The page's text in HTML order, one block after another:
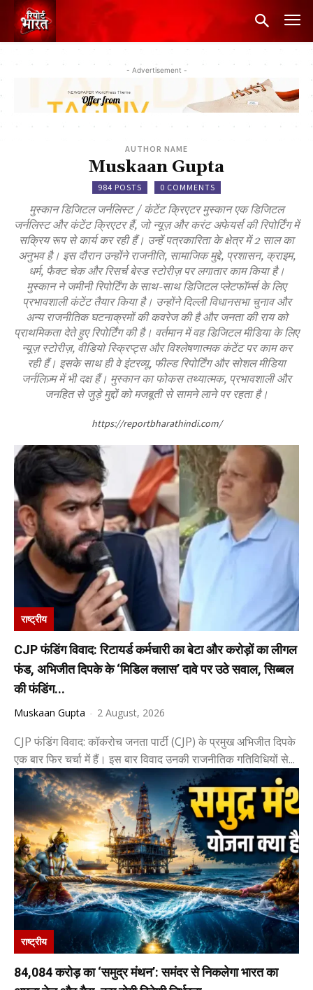
- Advertisement -
AUTHOR NAME
Muskaan Gupta
984 POSTS 0 COMMENTS
मुस्कान डिजिटल जर्नलिस्ट / कंटेंट क्रिएटर मुस्कान एक डिजिटल
जर्नलिस्ट और कंटेंट क्रिएटर हैं, जो न्यूज़ और करंट अफेयर्स की रिपोर्टिंग में
सक्रिय रूप से कार्य कर रही हैं। उन्हें पत्रकारिता के क्षेत्र में 2 साल का
अनुभव है। इस दौरान उन्होंने राजनीति, सामाजिक मुद्दे, प्रशासन, क्राइम,
धर्म, फैक्ट चेक और रिसर्च बेस्ड स्टोरीज़ पर लगातार काम किया है।
मुस्कान ने जमीनी रिपोर्टिंग के साथ-साथ डिजिटल प्लेटफॉर्म्स के लिए
प्रभावशाली कंटेंट तैयार किया है। उन्होंने दिल्ली विधानसभा चुनाव और
अन्य राजनीतिक घटनाक्रमों की कवरेज की है और जनता की राय को
प्राथमिकता देते हुए रिपोर्टिंग की है। वर्तमान में वह डिजिटल मीडिया के लिए
न्यूज़ स्टोरीज़, वीडियो स्क्रिप्ट्स और विश्लेषणात्मक कंटेंट पर काम कर
रही हैं। इसके साथ ही वे इंटरव्यू, फील्ड रिपोर्टिंग और सोशल मीडिया
जर्नलिज़्म में भी दक्ष हैं। मुस्कान का फोकस तथ्यात्मक, प्रभावशाली और
जनहित से जुड़े मुद्दों को मजबूती से सामने लाने पर रहता है।
https://reportbharathindi.com/
राष्ट्रीय
CJP फंडिंग विवाद: रिटायर्ड कर्मचारी का बेटा और करोड़ों का लीगल
फंड, अभिजीत दिपके के ‘मिडिल क्लास’ दावे पर उठे सवाल, सिब्बल
की फंडिंग...
Muskaan Gupta - 2 August, 2026
CJP फंडिंग विवाद: कॉकरोच जनता पार्टी (CJP) के प्रमुख अभिजीत दिपके
एक बार फिर चर्चा में हैं। इस बार विवाद उनकी राजनीतिक गतिविधियों से...
राष्ट्रीय
84,084 करोड़ का ‘समुद्र मंथन’: समंदर से निकलेगा भारत का